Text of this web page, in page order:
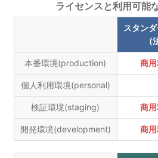
ライセンスと利用可能
スタン
(
本番環境(production) 商
個人利用環境(personal)
検証環境(staging) 商
開発環境(development) 商